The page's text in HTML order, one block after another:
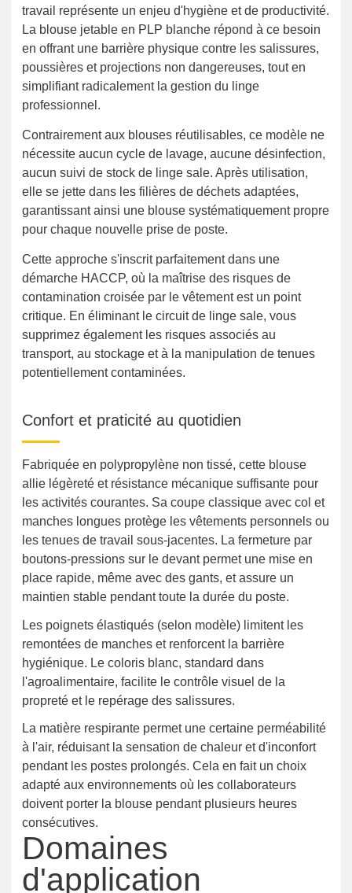
travail représente un enjeu d'hygiène et de productivité.
La blouse jetable en PLP blanche répond à ce besoin
en offrant une barrière physique contre les salissures,
poussières et projections non dangereuses, tout en
simplifiant radicalement la gestion du linge
professionnel.
Contrairement aux blouses réutilisables, ce modèle ne
nécessite aucun cycle de lavage, aucune désinfection,
aucun suivi de stock de linge sale. Après utilisation,
elle se jette dans les filières de déchets adaptées,
garantissant ainsi une blouse systématiquement propre
pour chaque nouvelle prise de poste.
Cette approche s'inscrit parfaitement dans une
démarche HACCP, où la maîtrise des risques de
contamination croisée par le vêtement est un point
critique. En éliminant le circuit de linge sale, vous
supprimez également les risques associés au
transport, au stockage et à la manipulation de tenues
potentiellement contaminées.
Confort et praticité au quotidien
Fabriquée en polypropylène non tissé, cette blouse
allie légèreté et résistance mécanique suffisante pour
les activités courantes. Sa coupe classique avec col et
manches longues protège les vêtements personnels ou
les tenues de travail sous-jacentes. La fermeture par
boutons-pressions sur le devant permet une mise en
place rapide, même avec des gants, et assure un
maintien stable pendant toute la durée du poste.
Les poignets élastiqués (selon modèle) limitent les
remontées de manches et renforcent la barrière
hygiénique. Le coloris blanc, standard dans
l'agroalimentaire, facilite le contrôle visuel de la
propreté et le repérage des salissures.
La matière respirante permet une certaine perméabilité
à l'air, réduisant la sensation de chaleur et d'inconfort
pendant les postes prolongés. Cela en fait un choix
adapté aux environnements où les collaborateurs
doivent porter la blouse pendant plusieurs heures
consécutives.
Domaines
d'application